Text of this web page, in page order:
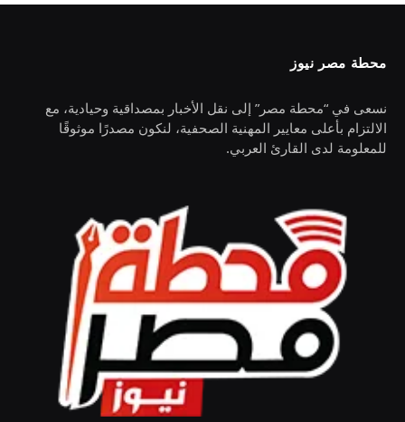
محطة مصر نيوز
نسعى في “محطة مصر” إلى نقل الأخبار بمصداقية وحيادية، مع
الالتزام بأعلى معايير المهنية الصحفية، لنكون مصدرًا موثوقًا
للمعلومة لدى القارئ العربي.